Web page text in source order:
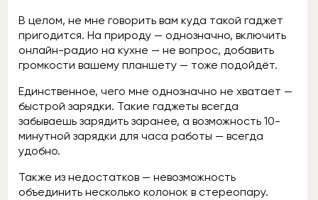
В целом, не мне говорить вам куда такой гаджет
пригодится. На природу — однозначно, включить
онлайн-радио на кухне — не вопрос, добавить
громкости вашему планшету — тоже подойдёт.
Единственное, чего мне однозначно не хватает —
быстрой зарядки. Такие гаджеты всегда
забываешь зарядить заранее, а возможность 10-
минутной зарядки для часа работы — всегда
удобно.
Также из недостатков — невозможность
объединить несколько колонок в стереопару.